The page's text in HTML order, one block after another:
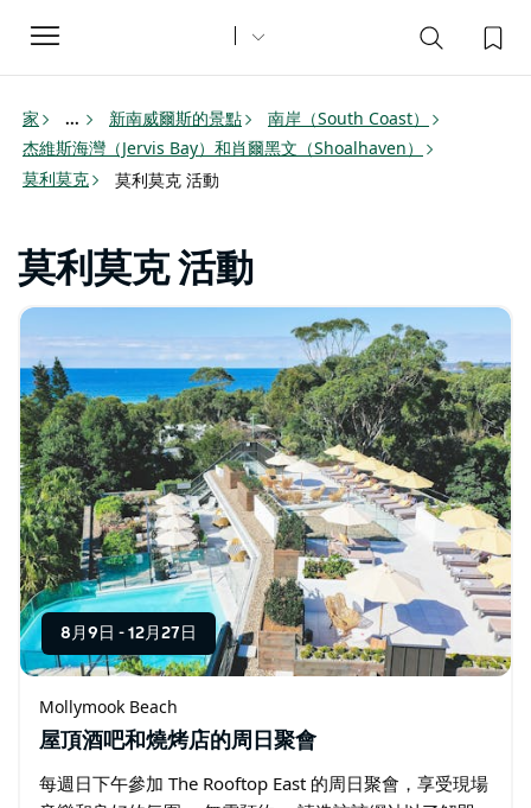
Toggle
navigation
家 ... 新南威爾斯的景點
南岸（South Coast）
杰維斯海灣（Jervis Bay）和肖爾黑文（Shoalhaven）
莫利莫克
莫利莫克 活動
莫利莫克 活動
8月9日 - 12月27日
Mollymook Beach
屋頂酒吧和燒烤店的周日聚會
每週日下午參加 The Rooftop East 的周日聚會，享受現場